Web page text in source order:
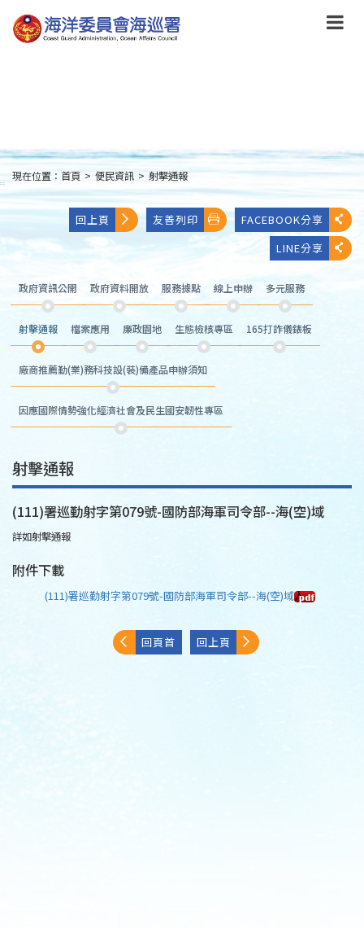
到
主
:::
現在位置： 首頁 > 便民資訊 > 射擊通報
回上頁 友善列印
FACEBOOK分享
LINE分享
政府資訊公開 政府資料開放 服務據點 線上申辦 多元服務
射擊通報 檔案應用 廉政園地 生態檢核專區 165打詐儀錶板
廠商推薦勤(業)務科技設(裝)備產品申辦須知
因應國際情勢強化經濟社會及民生國安韌性專區
射擊通報
(111)署巡勤射字第079號-國防部海軍司令部--海(空)域
詳如射擊通報
附件下載
(111)署巡勤射字第079號-國防部海軍司令部--海(空)域
回頁首 回上頁